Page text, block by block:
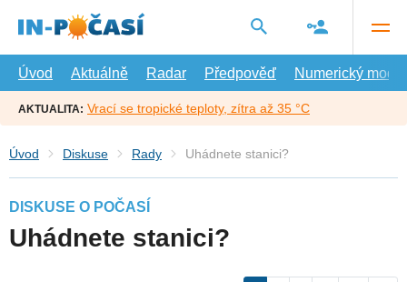
hlavní
Úvod
Aktuálně Radar Předpověď Numerický model
AKTUALITA: Vrací se tropické teploty, zítra až 35 °C
Úvod Diskuse Rady Uhádnete stanici?
DISKUSE O POČASÍ
Uhádnete stanici?